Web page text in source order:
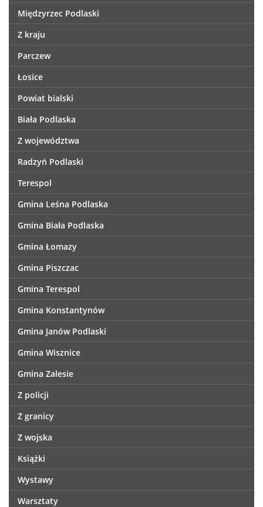
Międzyrzec Podlaski
Z kraju
Parczew
Łosice
Powiat bialski
Biała Podlaska
Z województwa
Radzyń Podlaski
Terespol
Gmina Leśna Podlaska
Gmina Biała Podlaska
Gmina Łomazy
Gmina Piszczac
Gmina Terespol
Gmina Konstantynów
Gmina Janów Podlaski
Gmina Wisznice
Gmina Zalesie
Z policji
Z granicy
Z wojska
Książki
Wystawy
Warsztaty